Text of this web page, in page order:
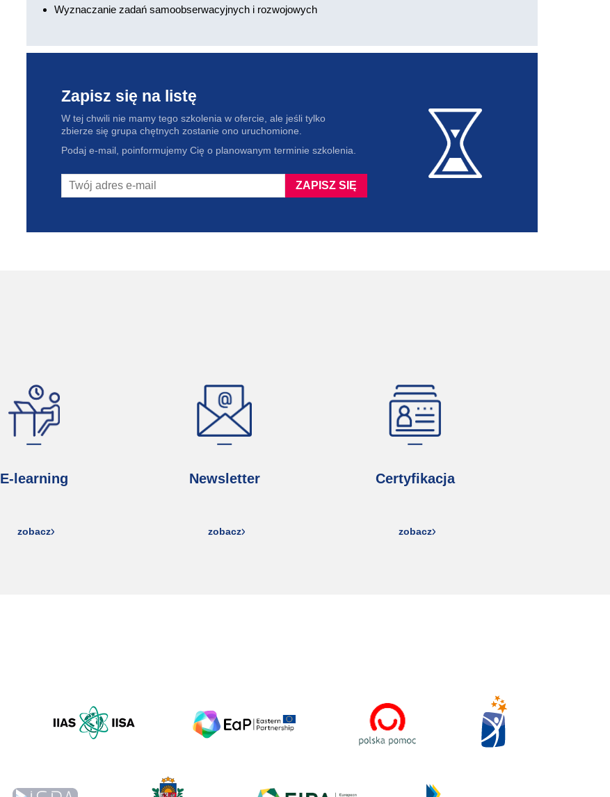
Wyznaczanie zadań samoobserwacyjnych i rozwojowych
Zapisz się na listę
W tej chwili nie mamy tego szkolenia w ofercie, ale jeśli tylko
zbierze się grupa chętnych zostanie ono uruchomione.
Podaj e-mail, poinformujemy Cię o planowanym terminie szkolenia.
E-learning
zobacz
Newsletter
zobacz
Certyfikacja
zobacz